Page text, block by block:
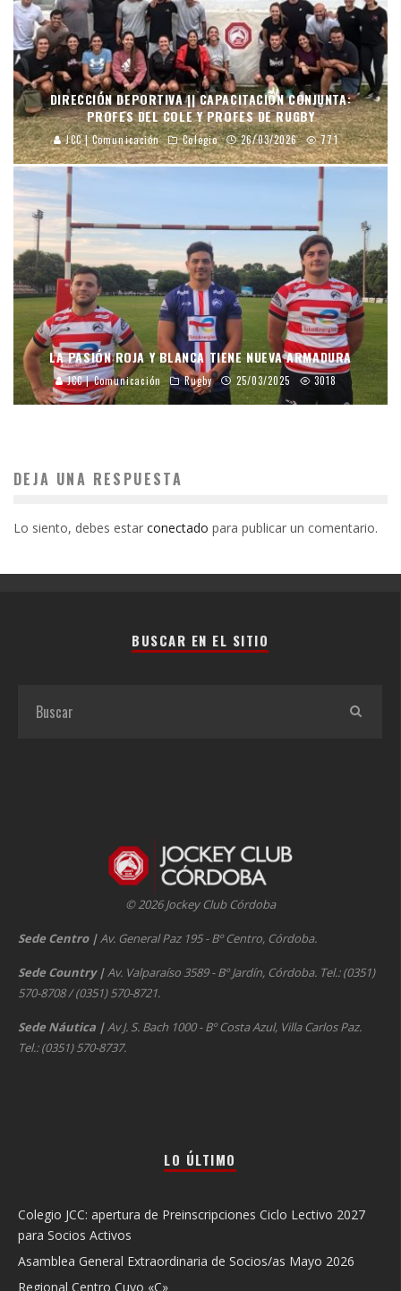
DIRECCIÓN DEPORTIVA || CAPACITACIÓN CONJUNTA:
PROFES DEL COLE Y PROFES DE RUGBY
JCC | Comunicación Colegio 26/03/2026 771
LA PASIÓN ROJA Y BLANCA TIENE NUEVA ARMADURA
JCC | Comunicación Rugby 25/03/2025 3018
DEJA UNA RESPUESTA
Lo siento, debes estar conectado para publicar un comentario.
BUSCAR EN EL SITIO
© 2026 Jockey Club Córdoba
Sede Centro |Av. General Paz 195 - Bº Centro, Córdoba.
Sede Country |Av. Valparaíso 3589 - Bº Jardín, Córdoba. Tel.: (0351)
570-8708 / (0351) 570-8721.
Sede Náutica |Av J. S. Bach 1000 - Bº Costa Azul, Villa Carlos Paz.
Tel.: (0351) 570-8737.
LO ÚLTIMO
Colegio JCC: apertura de Preinscripciones Ciclo Lectivo 2027
para Socios Activos
Asamblea General Extraordinaria de Socios/as Mayo 2026
Regional Centro Cuyo «C»